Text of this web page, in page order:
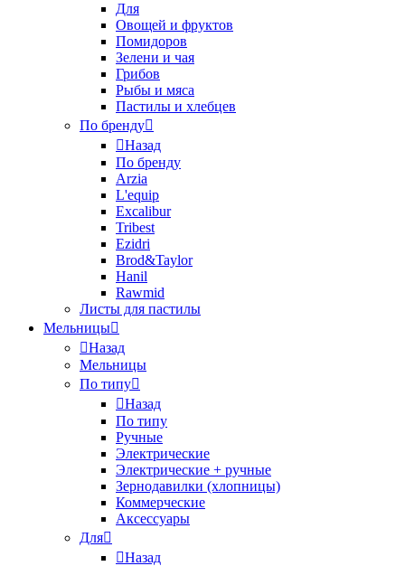
Для
Овощей и фруктов
Помидоров
Зелени и чая
Грибов
Рыбы и мяса
Пастилы и хлебцев
По бренду
Назад
По бренду
Arzia
L'equip
Excalibur
Tribest
Ezidri
Brod&Taylor
Hanil
Rawmid
Листы для пастилы
Мельницы
Назад
Мельницы
По типу
Назад
По типу
Ручные
Электрические
Электрические + ручные
Зернодавилки (хлопницы)
Коммерческие
Аксессуары
Для
Назад